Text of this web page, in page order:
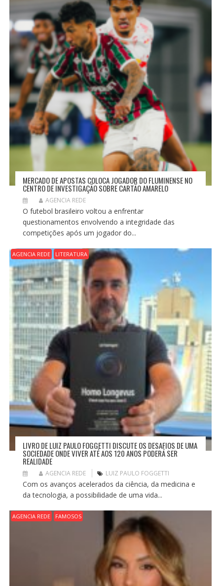
O
S
T
MERCADO DE APOSTAS COLOCA JOGADOR DO FLUMINENSE NO
CENTRO DE INVESTIGAÇÃO SOBRE CARTÃO AMARELO
AGENCIA REDE
O futebol brasileiro voltou a enfrentar
questionamentos envolvendo a integridade das
competições após um jogador do...
AGENCIA REDE LITERATURA
LIVRO DE LUIZ PAULO FOGGETTI DISCUTE OS DESAFIOS DE UMA
SOCIEDADE ONDE VIVER ATÉ AOS 120 ANOS PODERÁ SER
REALIDADE
AGENCIA REDE LUIZ PAULO FOGGETTI
Com os avanços acelerados da ciência, da medicina e
da tecnologia, a possibilidade de uma vida...
AGENCIA REDE FAMOSOS